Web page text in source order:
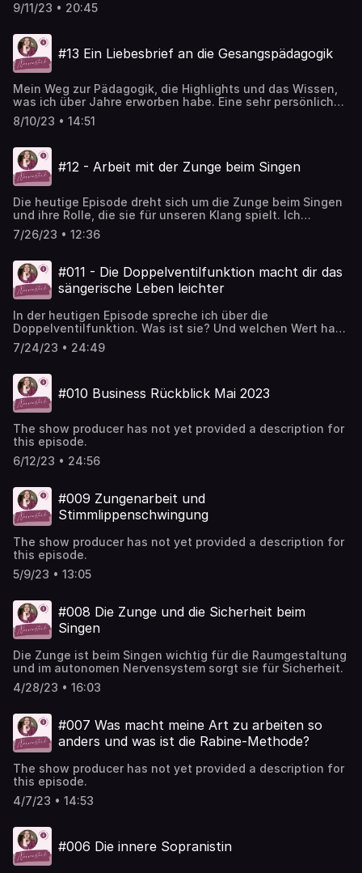
ausprobieren.
9/11/23 • 20:45
#13 Ein Liebesbrief an die Gesangspädagogik
Mein Weg zur Pädagogik, die Highlights und das Wissen,
was ich über Jahre erworben habe. Eine sehr persönliche
Episode über mein großes Warum, die Liebe zur Stimme.
8/10/23 • 14:51
#12 - Arbeit mit der Zunge beim Singen
Die heutige Episode dreht sich um die Zunge beim Singen
und ihre Rolle, die sie für unseren Klang spielt. Ich
spreche darüber, was es braucht, um Leichtigkeit beim
Singen zu erreichen und wie uns die Zunge dabei
7/26/23 • 12:36
#011 - Die Doppelventilfunktion macht dir das
sängerische Leben leichter
In der heutigen Episode spreche ich über die
Doppelventilfunktion. Was ist sie? Und welchen Wert hat
sie für dich für ein leichteres und klangvolleres Singen.
7/24/23 • 24:49
#010 Business Rückblick Mai 2023
The show producer has not yet provided a description for
this episode.
6/12/23 • 24:56
#009 Zungenarbeit und
Stimmlippenschwingung
The show producer has not yet provided a description for
this episode.
5/9/23 • 13:05
#008 Die Zunge und die Sicherheit beim
Singen
Die Zunge ist beim Singen wichtig für die Raumgestaltung
und im autonomen Nervensystem sorgt sie für Sicherheit.
4/28/23 • 16:03
#007 Was macht meine Art zu arbeiten so
anders und was ist die Rabine-Methode?
The show producer has not yet provided a description for
this episode.
4/7/23 • 14:53
#006 Die innere Sopranistin